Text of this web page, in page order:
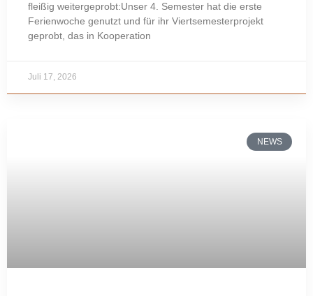
fleißig weitergeprobt:Unser 4. Semester hat die erste
Ferienwoche genutzt und für ihr Viertsemesterprojekt
geprobt, das in Kooperation
Juli 17, 2026
NEWS